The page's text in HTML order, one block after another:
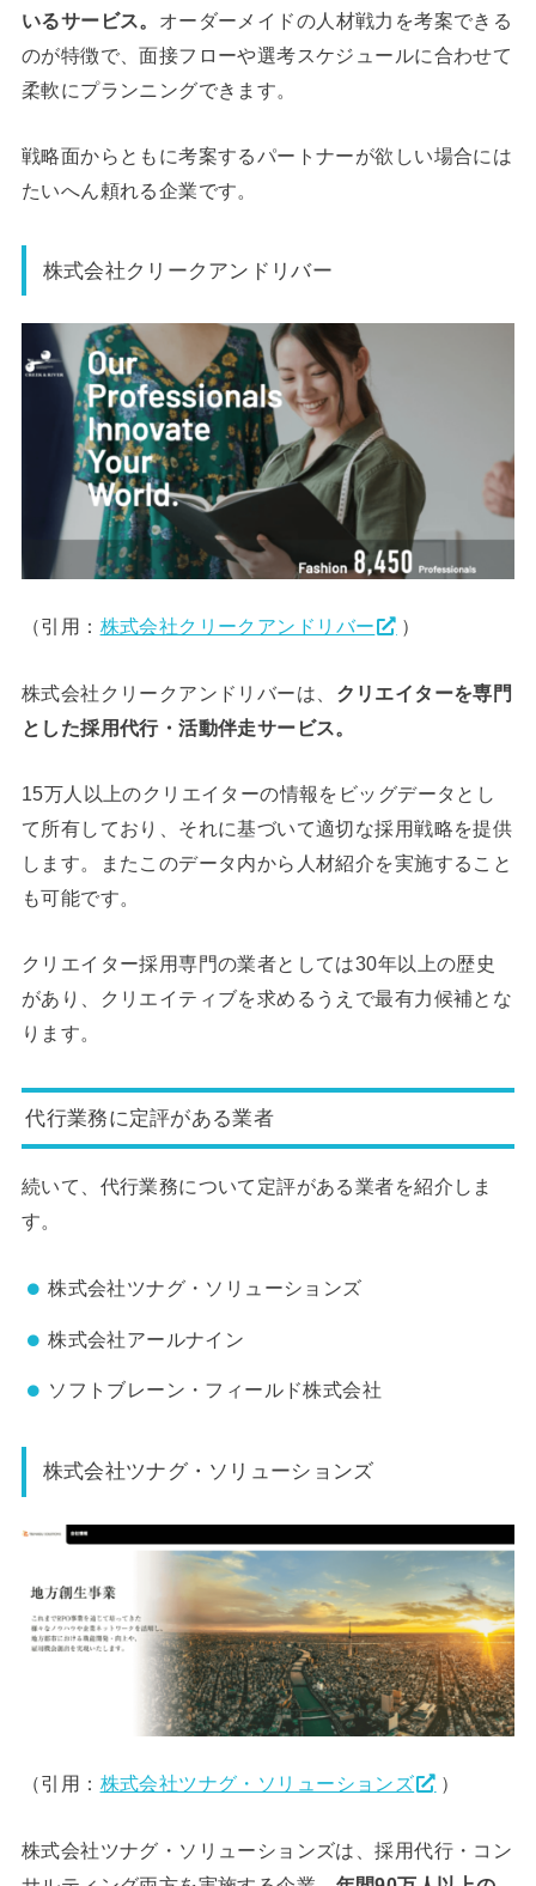
いるサービス。 オーダーメイドの人材戦力を考案できる
のが特徴で、面接フローや選考スケジュールに合わせて
柔軟にプランニングできます。
戦略面からともに考案するパートナーが欲しい場合には
たいへん頼れる企業です。
株式会社クリークアンドリバー
（引用： 株式会社クリークアンドリバー ）
株式会社クリークアンドリバーは、 クリエイターを専門
とした採用代行・活動伴走サービス。
15万人以上のクリエイターの情報をビッグデータとし
て所有しており、それに基づいて適切な採用戦略を提供
します。またこのデータ内から人材紹介を実施すること
も可能です。
クリエイター採用専門の業者としては30年以上の歴史
があり、クリエイティブを求めるうえで最有力候補とな
ります。
代行業務に定評がある業者
続いて、代行業務について定評がある業者を紹介しま
す。
株式会社ツナグ・ソリューションズ
株式会社アールナイン
ソフトブレーン・フィールド株式会社
株式会社ツナグ・ソリューションズ
（引用： 株式会社ツナグ・ソリューションズ ）
株式会社ツナグ・ソリューションズは、採用代行・コン